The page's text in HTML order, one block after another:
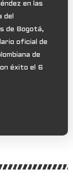
en las
del
de Bogotá,
oficial de
de
éxito el 6